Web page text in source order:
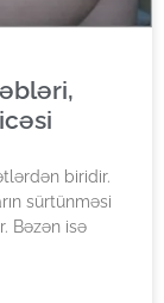
biridir.
sürtünməsi
Bəzən isə